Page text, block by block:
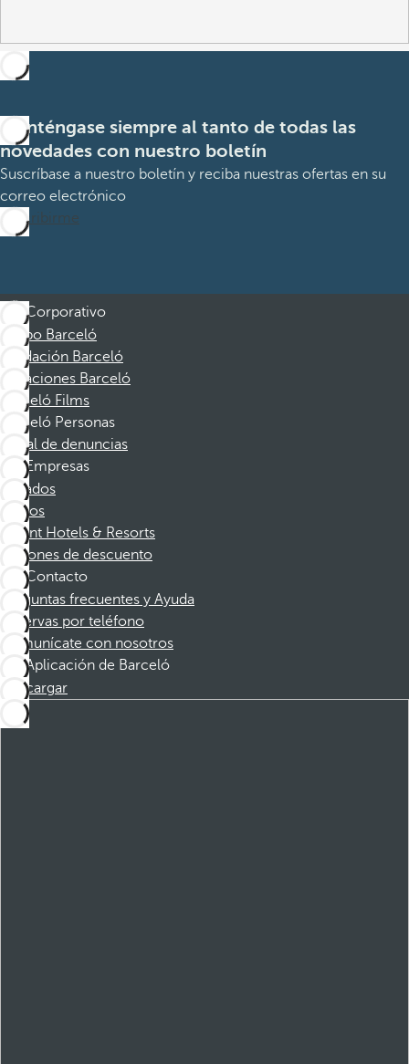
Manténgase siempre al tanto de todas las
novedades con nuestro boletín
Suscríbase a nuestro boletín y reciba nuestras ofertas en su
correo electrónico
Suscribirme
Corporativo
Grupo Barceló
Fundación Barceló
Vacaciones Barceló
Barceló Films
Barceló Personas
Canal de denuncias
Empresas
Afiliados
Socios
Dorint Hotels & Resorts
Cupones de descuento
Contacto
Preguntas frecuentes y Ayuda
Reservas por teléfono
Comunícate con nosotros
Aplicación de Barceló
Descargar